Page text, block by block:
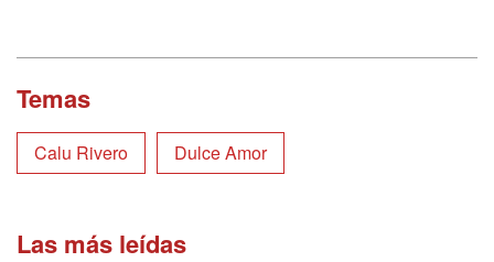
Temas
Calu Rivero Dulce Amor
Las más leídas